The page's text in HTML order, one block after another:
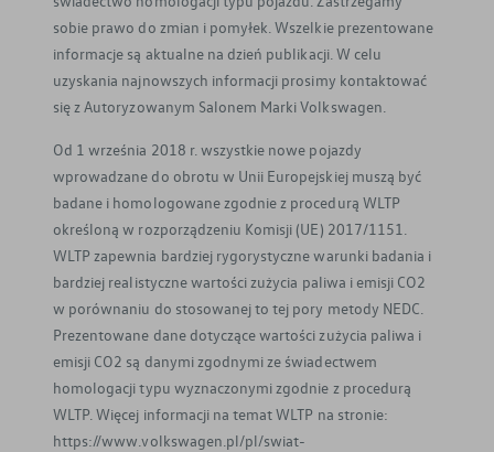
sobie prawo do zmian i pomyłek. Wszelkie prezentowane
informacje są aktualne na dzień publikacji. W celu
uzyskania najnowszych informacji prosimy kontaktować
się z Autoryzowanym Salonem Marki Volkswagen.
Od 1 września 2018 r. wszystkie nowe pojazdy
wprowadzane do obrotu w Unii Europejskiej muszą być
badane i homologowane zgodnie z procedurą WLTP
określoną w rozporządzeniu Komisji (UE) 2017/1151.
WLTP zapewnia bardziej rygorystyczne warunki badania i
bardziej realistyczne wartości zużycia paliwa i emisji CO2
w porównaniu do stosowanej to tej pory metody NEDC.
Prezentowane dane dotyczące wartości zużycia paliwa i
emisji CO2 są danymi zgodnymi ze świadectwem
homologacji typu wyznaczonymi zgodnie z procedurą
WLTP. Więcej informacji na temat WLTP na stronie:
https://www.volkswagen.pl/pl/swiat-